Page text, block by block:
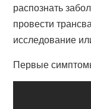
распознать
провести
исследование
Первые